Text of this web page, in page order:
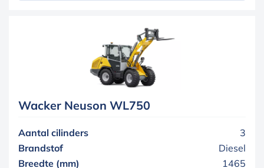
Wacker Neuson WL750
Aantal cilinders
3
Brandstof
Diesel
Breedte (mm)
1465